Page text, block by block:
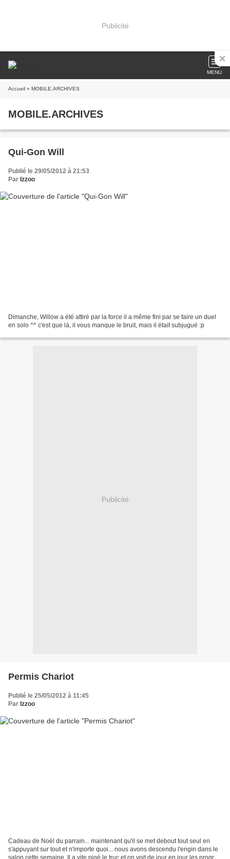
Publicité
MENU
Accueil » MOBILE.ARCHIVES
MOBILE.ARCHIVES
Qui-Gon Will
Publié le 29/05/2012 à 21:53
Par Izzoo
Dimanche, Willow a été attiré par la force il a même fini par se faire un duel
en solo ^^ c'est que là, il vous manque le bruit, mais il était subjugué :p
Publicité
Permis Chariot
Publié le 25/05/2012 à 11:45
Par Izzoo
Cadeau de Noël du parrain... maintenant qu'il se met debout tout seul en
s'appuyant sur tout et n'importe quoi... nous avons descendu l'engin dans le
salon cette semaine. Il a vite pigé le truc et on voit de jour en jour les progrès